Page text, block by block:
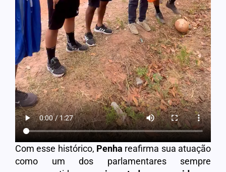
Com esse histórico, Penha reafirma sua atuação
como um dos parlamentares sempre